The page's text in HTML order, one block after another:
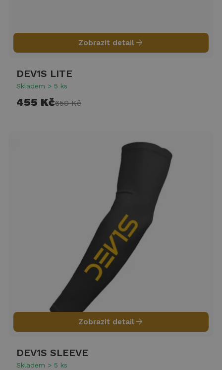
Zobrazit detailarrow_forward
DEV1S LITE
Skladem > 5 ks
455 Kč650 Kč
Zobrazit detailarrow_forward
DEV1S SLEEVE
Skladem > 5 ks